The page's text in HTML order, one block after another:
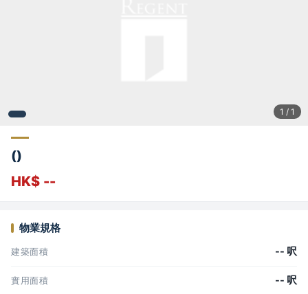
1 / 1
()
HK$ --
物業規格
建築面積 -- 呎
實用面積 -- 呎